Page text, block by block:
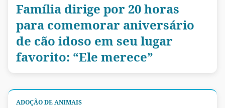
Família dirige por 20 horas
para comemorar aniversário
de cão idoso em seu lugar
favorito: “Ele merece”
ADOÇÃO DE ANIMAIS